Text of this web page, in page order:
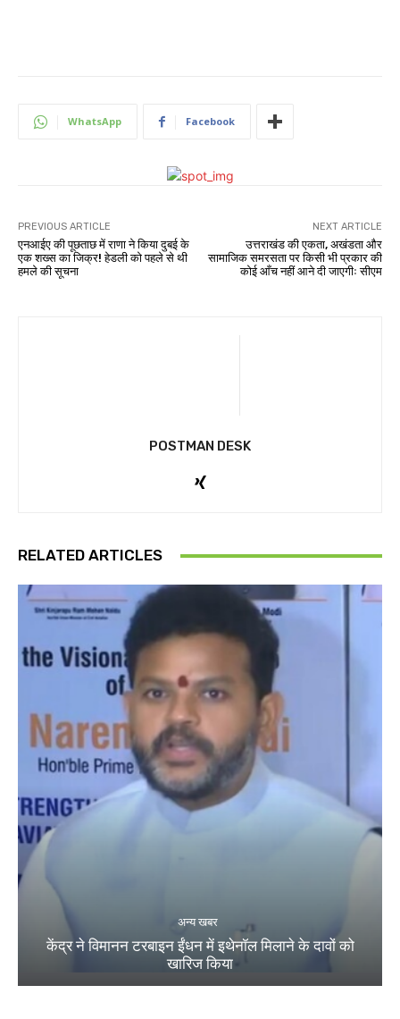
WhatsApp Facebook
PREVIOUS ARTICLE
एनआईए की पूछताछ में राणा ने किया दुबई के
एक शख्स का जिक्र! हेडली को पहले से थी
हमले की सूचना
NEXT ARTICLE
उत्तराखंड की एकता, अखंडता और
सामाजिक समरसता पर किसी भी प्रकार की
कोई आँच नहीं आने दी जाएगीः सीएम
POSTMAN DESK
RELATED ARTICLES
अन्य खबर
केंद्र ने विमानन टरबाइन ईंधन में इथेनॉल मिलाने के दावों को
खारिज किया